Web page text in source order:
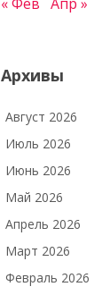
Архивы
Август 2026
Июль 2026
Июнь 2026
Май 2026
Апрель 2026
Март 2026
Февраль 2026